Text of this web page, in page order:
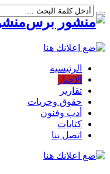
الرئيسية
الاخبار
تقارير
حقوق وحريات
أدب وفنون
كتابات
اتصل بنا